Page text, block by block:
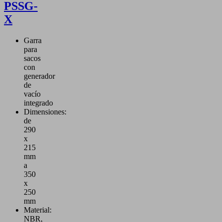
PSSG-
X
Garra
para
sacos
con
generador
de
vacío
integrado
Dimensiones:
de
290
x
215
mm
a
350
x
250
mm
Material:
NBR,